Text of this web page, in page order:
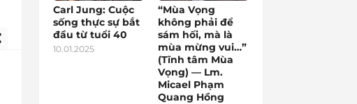
Carl Jung: Cuộc
sống thực sự bắt
đầu từ tuổi 40
10.01.2025
“Mùa Vọng
không phải để
sám hối, mà là
mùa mừng vui…”
(Tĩnh tâm Mùa
Vọng) — Lm.
Micael Phạm
Quang Hồng